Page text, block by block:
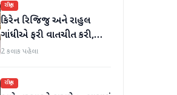
રાષ્ટ્રીય
કિરેન રિજિજુ અને રાહુલ
ગાંધીએ ફરી વાતચીત કરી,
મહિલા અનામત અને સીમાંકન
2 કલાક પહેલા
રાષ્ટ્રીય